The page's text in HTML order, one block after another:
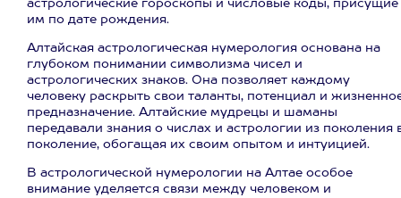
астрологические гороскопы и числовые коды, присущие
им по дате рождения.
Алтайская астрологическая нумерология основана на
глубоком понимании символизма чисел и
астрологических знаков. Она позволяет каждому
человеку раскрыть свои таланты, потенциал и
предназначение. Алтайские мудрецы и шаманы
передавали знания о числах и астрологии из поколения
поколение, обогащая их своим опытом и интуицией.
В астрологической нумерологии на Алтае особое
внимание уделяется связи между человеком и